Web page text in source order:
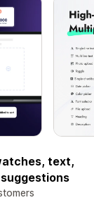
text,